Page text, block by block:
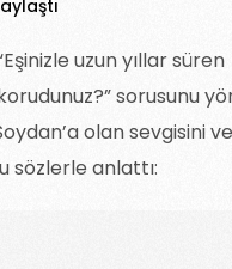
uzun yıllar süren
sorusunu
olan sevgisini
sözlerle anlattı: